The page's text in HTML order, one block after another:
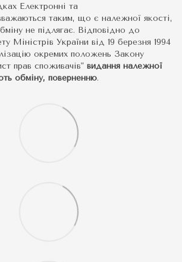
Електронні та
таким, що є належної якості,
не підлягає. Відповідно до
Міністрів України від 19 березня 1994
окремих положень Закону
прав споживачів" видання належної
обміну, поверненню.